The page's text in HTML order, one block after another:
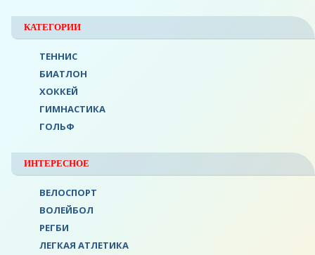
КАТЕГОРИИ
ТЕННИС
БИАТЛОН
ХОККЕЙ
ГИМНАСТИКА
ГОЛЬФ
ИНТЕРЕСНОЕ
ВЕЛОСПОРТ
ВОЛЕЙБОЛ
РЕГБИ
ЛЕГКАЯ АТЛЕТИКА